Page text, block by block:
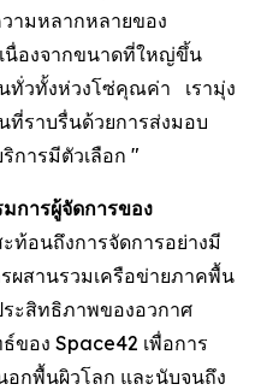
ามหลากหลายของ
นื่องจากขนาดที่ใหญ่ขึ้น
ทั่วทั้งห่วงโซ่คุณค่า เรามุ่ง
ราบรื่นด้วยการส่งมอบ
การมีตัวเลือก "
การผู้จัดการของ
ท้อนถึงการจัดการอย่างมี
ผสานรวมเครือข่ายภาคพื้น
ะสิทธิภาพของอวกาศ
ของ Space42 เพื่อการ
อกพื้นผิวโลก และนับจนถึง